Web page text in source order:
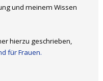
und meinem Wissen
hierzu geschrieben,
für Frauen.